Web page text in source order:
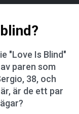
"Love Is Blind"
paren som
38, och
är de ett par